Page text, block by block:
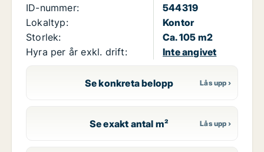
ID-nummer:
544319
Lokaltyp:
Kontor
Storlek:
Ca. 105 m2
Hyra per år exkl. drift:
Inte angivet
Se konkreta belopp
Se exakt antal m²